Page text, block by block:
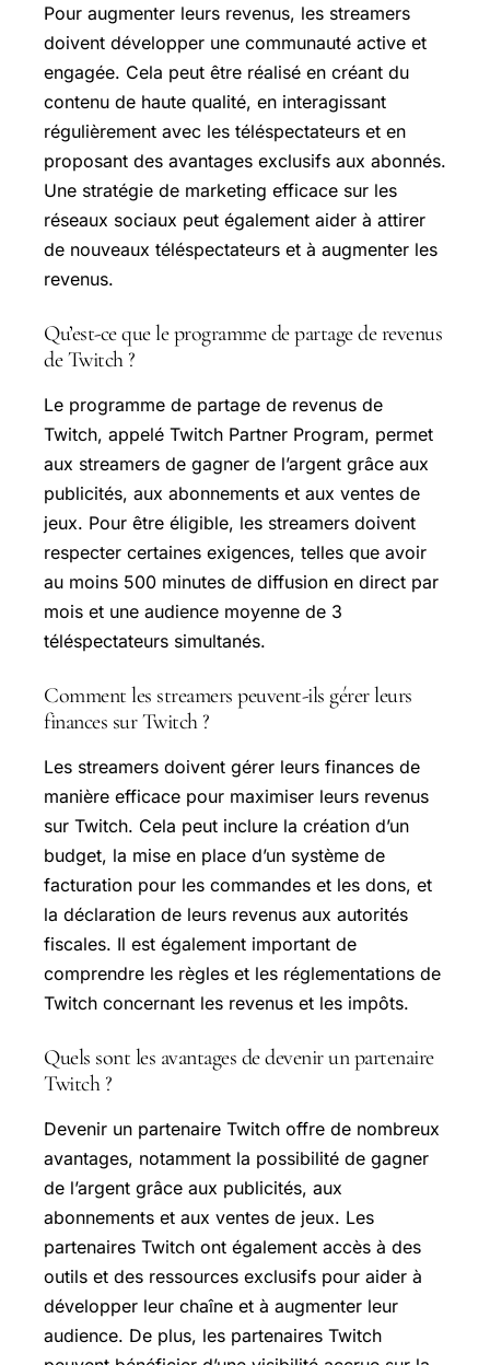
Pour augmenter leurs revenus, les streamers
doivent développer une communauté active et
engagée. Cela peut être réalisé en créant du
contenu de haute qualité, en interagissant
régulièrement avec les téléspectateurs et en
proposant des avantages exclusifs aux abonnés.
Une stratégie de marketing efficace sur les
réseaux sociaux peut également aider à attirer
de nouveaux téléspectateurs et à augmenter les
revenus.
Qu’est-ce que le programme de partage de revenus
de Twitch ?
Le programme de partage de revenus de
Twitch, appelé Twitch Partner Program, permet
aux streamers de gagner de l’argent grâce aux
publicités, aux abonnements et aux ventes de
jeux. Pour être éligible, les streamers doivent
respecter certaines exigences, telles que avoir
au moins 500 minutes de diffusion en direct par
mois et une audience moyenne de 3
téléspectateurs simultanés.
Comment les streamers peuvent-ils gérer leurs
finances sur Twitch ?
Les streamers doivent gérer leurs finances de
manière efficace pour maximiser leurs revenus
sur Twitch. Cela peut inclure la création d’un
budget, la mise en place d’un système de
facturation pour les commandes et les dons, et
la déclaration de leurs revenus aux autorités
fiscales. Il est également important de
comprendre les règles et les réglementations de
Twitch concernant les revenus et les impôts.
Quels sont les avantages de devenir un partenaire
Twitch ?
Devenir un partenaire Twitch offre de nombreux
avantages, notamment la possibilité de gagner
de l’argent grâce aux publicités, aux
abonnements et aux ventes de jeux. Les
partenaires Twitch ont également accès à des
outils et des ressources exclusifs pour aider à
développer leur chaîne et à augmenter leur
audience. De plus, les partenaires Twitch